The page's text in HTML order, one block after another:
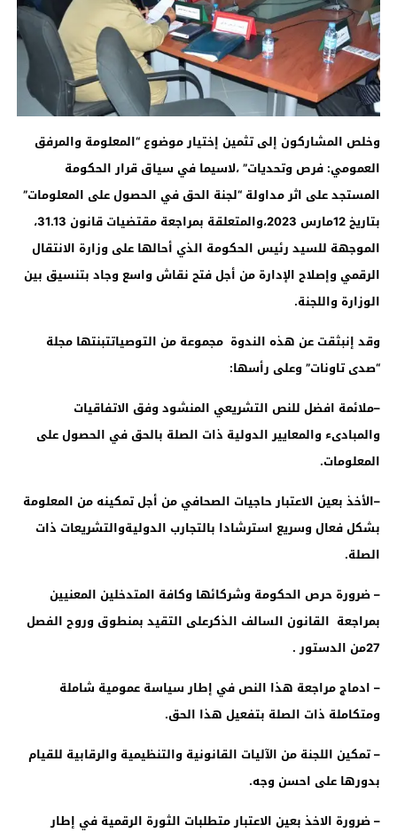
وخلص المشاركون إلى تثمين إختيار موضوع “المعلومة والمرفق
العمومي: فرص وتحديات” ،لاسيما في سياق قرار الحكومة
المستجد على اثر مداولة “لجنة الحق في الحصول على المعلومات”
بتاريخ 12مارس 2023،والمتعلقة بمراجعة مقتضيات قانون 31.13،
الموجهة للسيد رئيس الحكومة الذي أحالها على وزارة الانتقال
الرقمي وإصلاح الإدارة من أجل فتح نقاش واسع وجاد بتنسيق بين
الوزارة واللجنة.
وقد إنبثقت عن هذه الندوة مجموعة من التوصياتتبنتها مجلة
“صدى تاونات” وعلى رأسها:
–ملائمة افضل للنص التشريعي المنشود وفق الاتفاقيات
والمبادىء والمعايير الدولية ذات الصلة بالحق في الحصول على
المعلومات.
–الأخذ بعين الاعتبار حاجيات الصحافي من أجل تمكينه من المعلومة
بشكل فعال وسريع استرشادا بالتجارب الدوليةوالتشريعات ذات
الصلة.
–ضرورة حرص الحكومة وشركائها وكافة المتدخلين المعنيين
بمراجعة القانون السالف الذكرعلى التقيد بمنطوق وروح الفصل
27من الدستور
.
– ادماج مراجعة هذا النص في إطار سياسة عمومية شاملة
ومتكاملة ذات الصلة بتفعيل هذا الحق.
–تمكين اللجنة من الآليات القانونية والتنظيمية والرقابية للقيام
بدورها على احسن وجه.
–ضرورة الاخذ بعين الاعتبار متطلبات الثورة الرقمية في إطار